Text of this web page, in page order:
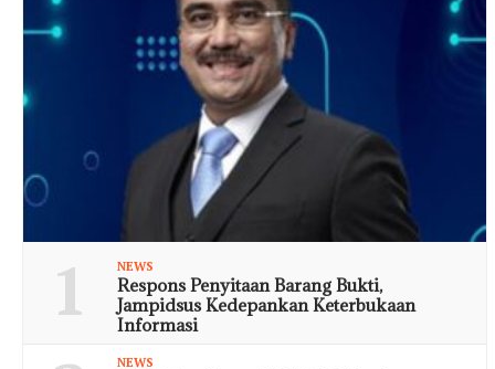
1 NEWS
Respons Penyitaan Barang Bukti,
Jampidsus Kedepankan Keterbukaan
Informasi
NEWS